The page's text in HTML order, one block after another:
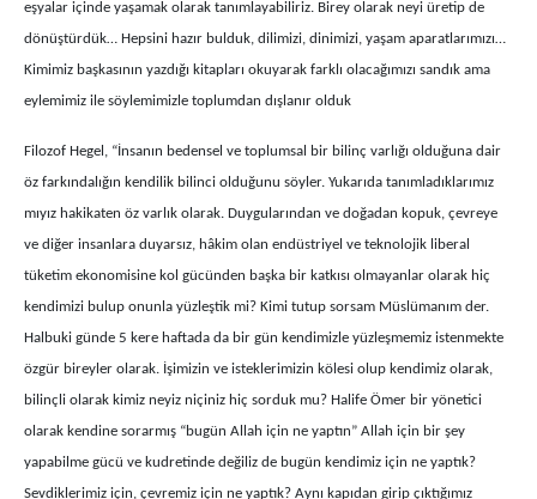
eşyalar içinde yaşamak olarak tanımlayabiliriz. Birey olarak neyi üretip de
dönüştürdük… Hepsini hazır bulduk, dilimizi, dinimizi, yaşam aparatlarımızı…
Kimimiz başkasının yazdığı kitapları okuyarak farklı olacağımızı sandık ama
eylemimiz ile söylemimizle toplumdan dışlanır olduk
Filozof Hegel, “İnsanın bedensel ve toplumsal bir bilinç varlığı olduğuna dair
öz farkındalığın kendilik bilinci olduğunu söyler. Yukarıda tanımladıklarımız
mıyız hakikaten öz varlık olarak. Duygularından ve doğadan kopuk, çevreye
ve diğer insanlara duyarsız, hâkim olan endüstriyel ve teknolojik liberal
tüketim ekonomisine kol gücünden başka bir katkısı olmayanlar olarak hiç
kendimizi bulup onunla yüzleştik mi? Kimi tutup sorsam Müslümanım der.
Halbuki günde 5 kere haftada da bir gün kendimizle yüzleşmemiz istenmekte
özgür bireyler olarak. İşimizin ve isteklerimizin kölesi olup kendimiz olarak,
bilinçli olarak kimiz neyiz niçiniz hiç sorduk mu? Halife Ömer bir yönetici
olarak kendine sorarmış “bugün Allah için ne yaptın” Allah için bir şey
yapabilme gücü ve kudretinde değiliz de bugün kendimiz için ne yaptık?
Sevdiklerimiz için, çevremiz için ne yaptık? Aynı kapıdan girip çıktığımız